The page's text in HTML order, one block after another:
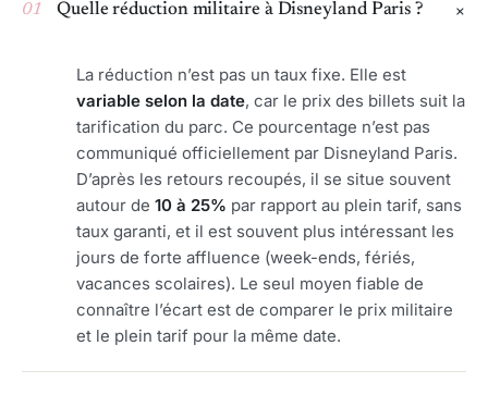
01 Quelle réduction militaire à Disneyland Paris ?
La réduction n’est pas un taux fixe. Elle est
variable selon la date, car le prix des billets suit la
tarification du parc. Ce pourcentage n’est pas
communiqué officiellement par Disneyland Paris.
D’après les retours recoupés, il se situe souvent
autour de 10 à 25% par rapport au plein tarif, sans
taux garanti, et il est souvent plus intéressant les
jours de forte affluence (week-ends, fériés,
vacances scolaires). Le seul moyen fiable de
connaître l’écart est de comparer le prix militaire
et le plein tarif pour la même date.